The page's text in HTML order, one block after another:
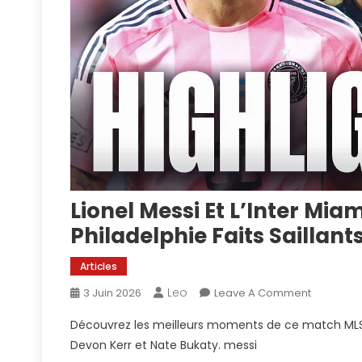
Lionel Messi Et L’Inter
Philadelphie Faits Saillants
Articles
3 Juin 2026 Leo Leave A CommentOn
Messi
Découvrez les meilleurs moments de ce match
Devon Kerr et Nate Bukaty. messi